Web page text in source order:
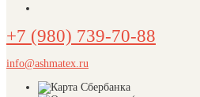
+7 (980) 739-70-88
info@ashmatex.ru